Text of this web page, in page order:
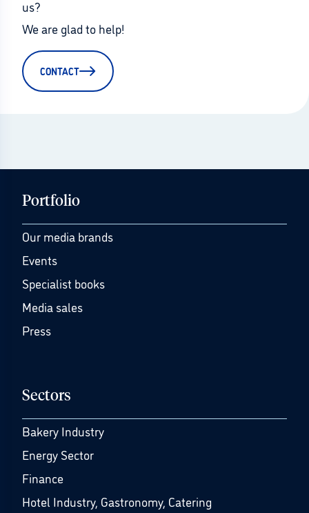
us?
We are glad to help!
CONTACT
Portfolio
Our media brands
Events
Specialist books
Media sales
Press
Sectors
Bakery Industry
Energy Sector
Finance
Hotel Industry, Gastronomy, Catering